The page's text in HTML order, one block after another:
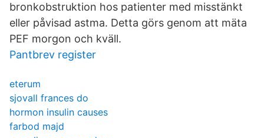
bronkobstruktion hos patienter med misstänkt
eller påvisad astma. Detta görs genom att mäta
PEF morgon och kväll.
Pantbrev register
eterum
sjovall frances do
hormon insulin causes
farbod majd